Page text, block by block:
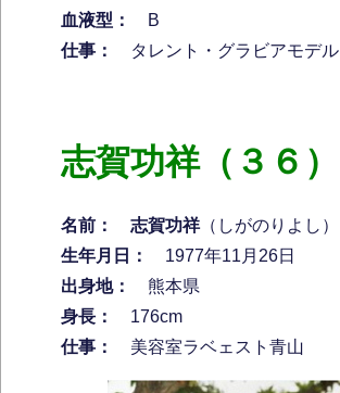
血液型：
B
仕事：
タレント・グラビアモデル
志賀功祥（３６）
名前： 志賀功祥（しがのりよし）
生年月日：
1977年11月26日
出身地：
熊本県
身長：
176cm
仕事：
美容室ラベェスト青山